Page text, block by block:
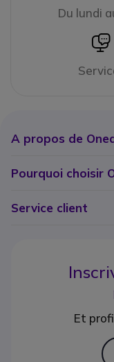
Du lundi
A propos de
Pourquoi choisir
Service client
Et